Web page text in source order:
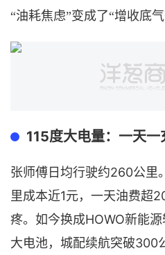
“油耗焦虑”变成了“增收底气
115度大电量：一天
张师傅日均行驶约260公里
里成本近1元，一天油费超
疼。如今换成HOWO新能源
大电池，城配续航突破300